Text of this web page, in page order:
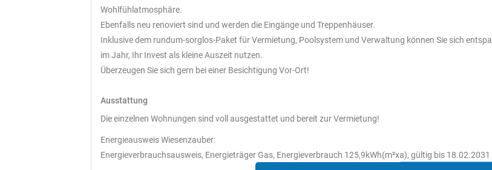
Wohlfühlatmosphäre.
Ebenfalls neu renoviert sind und werden die Eingänge und Treppenhäuser.
Inklusive dem rundum-sorglos-Paket für Vermietung, Poolsystem und Verwaltung können Sie sich
im Jahr, Ihr Invest als kleine Auszeit nutzen.
Überzeugen Sie sich gern bei einer Besichtigung Vor-Ort!
Ausstattung
Die einzelnen Wohnungen sind voll ausgestattet und bereit zur Vermietung!
Energieausweis Wiesenzauber:
Energieverbrauchsausweis, Energieträger Gas, Energieverbrauch 125,9kWh(m²xa), gültig bis 18.02.2031